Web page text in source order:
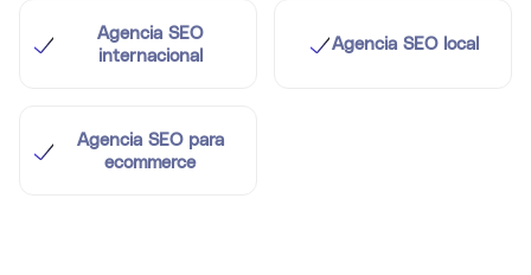
Agencia SEO
internacional
Agencia SEO local
Agencia SEO para
ecommerce